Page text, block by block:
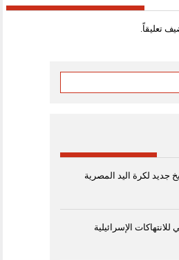
تعليقاً.
جديد لكرة اليد المصرية
الإسرائيلية